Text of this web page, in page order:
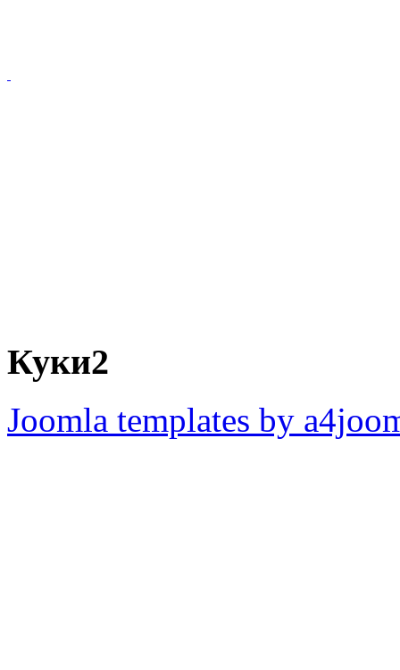
Куки2
Joomla templates by